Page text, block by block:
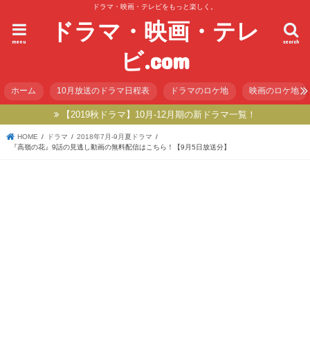
ドラマ・映画・テレビをもっと楽しく。
ドラマ・映画・テレ
ビ.com
search
menu
ホーム 10月放送のドラマ日程表 ドラマのロケ地 映画のロケ地
【2019秋ドラマ】10月-12月期の新ドラマ一覧！
HOME ドラマ
2018年7月-9月夏ドラマ
『高嶺の花』9話の見逃し動画の無料配信はこちら！【9月5日放送分】